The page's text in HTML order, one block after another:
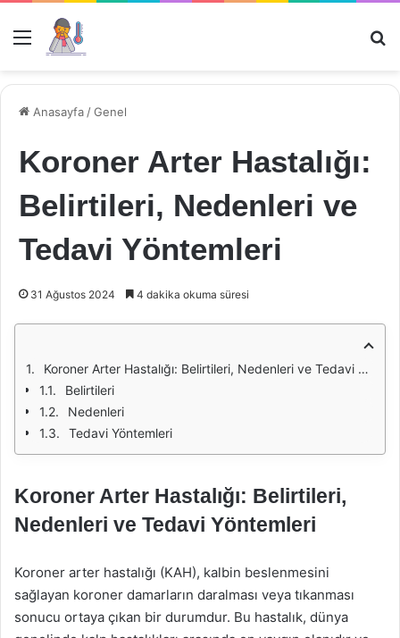
Menü
Anasayfa /Genel
Koroner Arter Hastalığı:
Belirtileri, Nedenleri ve
Tedavi Yöntemleri
31 Ağustos 2024 4 dakika okuma süresi
Koroner Arter Hastalığı: Belirtileri, Nedenleri ve Tedavi Yöntemleri
Belirtileri
Nedenleri
Tedavi Yöntemleri
Koroner Arter Hastalığı: Belirtileri,
Nedenleri ve Tedavi Yöntemleri
Koroner arter hastalığı (KAH), kalbin beslenmesini
sağlayan koroner damarların daralması veya tıkanması
sonucu ortaya çıkan bir durumdur. Bu hastalık, dünya